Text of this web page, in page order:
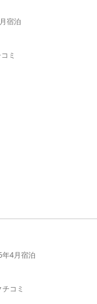
宿泊
ミ
4月宿泊
コミ